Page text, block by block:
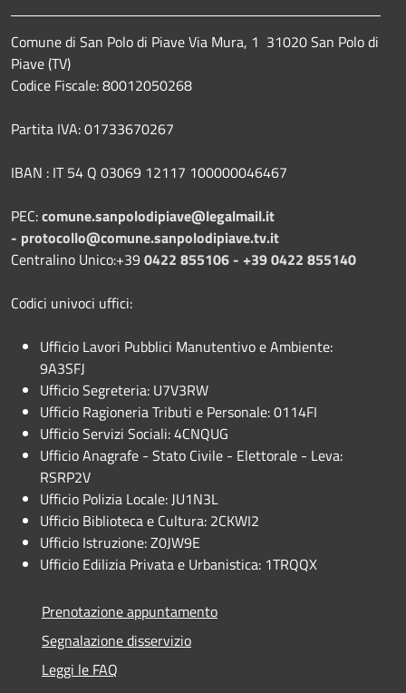
Comune di San Polo di Piave Via Mura, 1 31020 San Polo di
Piave (TV)
Codice Fiscale: 80012050268
Partita IVA: 01733670267
IBAN : IT 54 Q 03069 12117 100000046467
PEC:comune.sanpolodipiave@legalmail.it
- protocollo@comune.sanpolodipiave.tv.it
Centralino Unico:+39 0422 855106 - +39 0422 855140
Codici univoci uffici:
Ufficio Lavori Pubblici Manutentivo e Ambiente:
9A3SFJ
Ufficio Segreteria: U7V3RW
Ufficio Ragioneria Tributi e Personale: 0114FI
Ufficio Servizi Sociali: 4CNQUG
Ufficio Anagrafe - Stato Civile - Elettorale - Leva:
RSRP2V
Ufficio Polizia Locale: JU1N3L
Ufficio Biblioteca e Cultura: 2CKWI2
Ufficio Istruzione: Z0JW9E
Ufficio Edilizia Privata e Urbanistica: 1TRQQX
Prenotazione appuntamento
Segnalazione disservizio
Leggi le FAQ